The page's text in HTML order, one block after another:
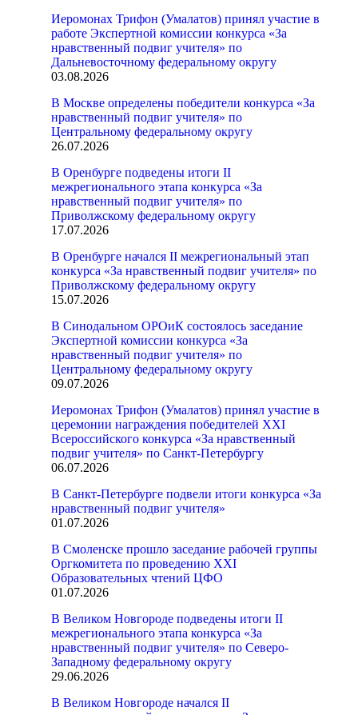
Иеромонах Трифон (Умалатов) принял участие в
работе Экспертной комиссии конкурса «За
нравственный подвиг учителя» по
Дальневосточному федеральному округу
03.08.2026
В Москве определены победители конкурса «За
нравственный подвиг учителя» по
Центральному федеральному округу
26.07.2026
В Оренбурге подведены итоги II
межрегионального этапа конкурса «За
нравственный подвиг учителя» по
Приволжскому федеральному округу
17.07.2026
В Оренбурге начался II межрегиональный этап
конкурса «За нравственный подвиг учителя» по
Приволжскому федеральному округу
15.07.2026
В Синодальном ОРОиК состоялось заседание
Экспертной комиссии конкурса «За
нравственный подвиг учителя» по
Центральному федеральному округу
09.07.2026
Иеромонах Трифон (Умалатов) принял участие в
церемонии награждения победителей XXI
Всероссийского конкурса «За нравственный
подвиг учителя» по Санкт-Петербургу
06.07.2026
В Санкт-Петербурге подвели итоги конкурса «За
нравственный подвиг учителя»
01.07.2026
В Смоленске прошло заседание рабочей группы
Оргкомитета по проведению XXI
Образовательных чтений ЦФО
01.07.2026
В Великом Новгороде подведены итоги II
межрегионального этапа конкурса «За
нравственный подвиг учителя» по Северо-
Западному федеральному округу
29.06.2026
В Великом Новгороде начался II